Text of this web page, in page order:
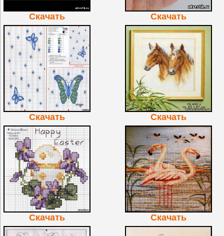
Скачать Скачать
Скачать Скачать
Скачать Скачать